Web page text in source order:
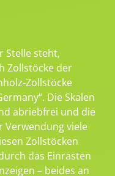
Stelle steht,
Zollstöcke der
Zollstöcke
Die Skalen
abriebfrei und die
Verwendung viele
Zollstöcken
das Einrasten
– beides an